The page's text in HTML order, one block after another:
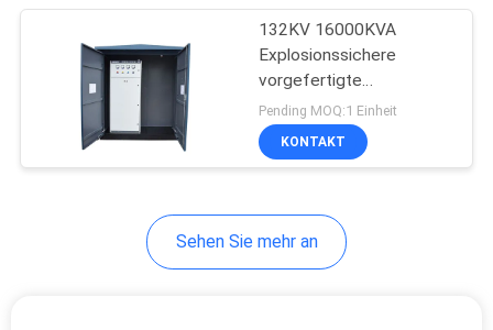
Hochspannungs-
Leistungsschalter
132KV 16000KVA
Explosionssichere
vorgefertigte
Pending MOQ:1 Einheit
KONTAKT
Sehen Sie mehr an